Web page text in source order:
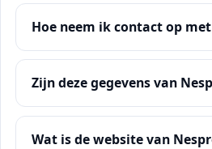
Hoe neem ik contact op
Zijn deze gegevens van
Wat is de website van